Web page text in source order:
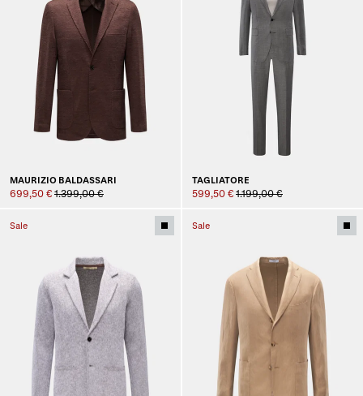
MAURIZIO BALDASSARI
699,50 € 1.399,00 €
TAGLIATORE
599,50 € 1.199,00 €
Sale Sale